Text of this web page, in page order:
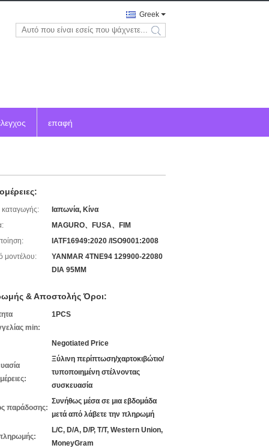
Greek
search
επαφή
Ιαπωνία, Κίνα
MAGURO、FUSA、FIM
IATF16949:2020 /ISO9001:2008
μοντέλου:
YANMAR 4TNE94 129900-22080
DIA 95MM
& Αποστολής Όροι:
min:
1PCS
Negotiated Price
Ξύλινη περίπτωση/χαρτοκιβώτιο/
τυποποιημένη στέλνοντας
συσκευασία
παράδοσης:
Συνήθως μέσα σε μια εβδομάδα
μετά από λάβετε την πληρωμή
L/C, D/A, D/P, T/T, Western Union,
MoneyGram